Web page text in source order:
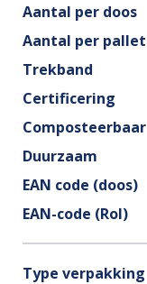
Aantal per doos
Aantal per pallet
Trekband
Certificering
Composteerbaar
Duurzaam
EAN code (doos)
EAN-code (Rol)
Type verpakking